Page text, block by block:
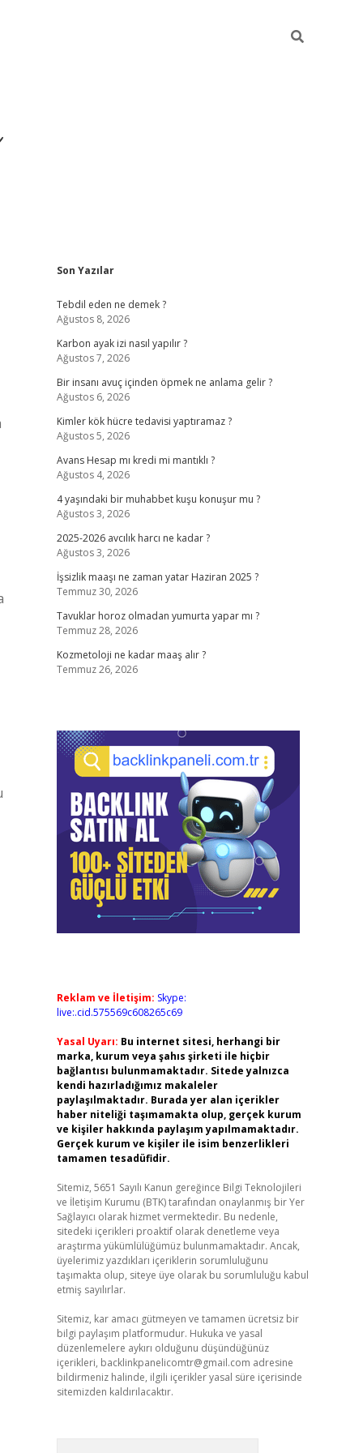
Sidebar
Son Yazılar
Tebdil eden ne demek ?
Ağustos 8, 2026
Karbon ayak izi nasıl yapılır ?
Ağustos 7, 2026
Bir insanı avuç içinden öpmek ne anlama gelir ?
Ağustos 6, 2026
Kimler kök hücre tedavisi yaptıramaz ?
Ağustos 5, 2026
Avans Hesap mı kredi mi mantıklı ?
Ağustos 4, 2026
4 yaşındaki bir muhabbet kuşu konuşur mu ?
Ağustos 3, 2026
2025-2026 avcılık harcı ne kadar ?
Ağustos 3, 2026
İşsizlik maaşı ne zaman yatar Haziran 2025 ?
Temmuz 30, 2026
Tavuklar horoz olmadan yumurta yapar mı ?
Temmuz 28, 2026
Kozmetoloji ne kadar maaş alır ?
Temmuz 26, 2026
Reklam ve İletişim: Skype:
live:.cid.575569c608265c69
Yasal Uyarı: Bu internet sitesi, herhangi bir
marka, kurum veya şahıs şirketi ile hiçbir
bağlantısı bulunmamaktadır. Sitede yalnızca
kendi hazırladığımız makaleler
paylaşılmaktadır. Burada yer alan içerikler
haber niteliği taşımamakta olup, gerçek kurum
ve kişiler hakkında paylaşım yapılmamaktadır.
Gerçek kurum ve kişiler ile isim benzerlikleri
tamamen tesadüfidir.
Sitemiz, 5651 Sayılı Kanun gereğince Bilgi Teknolojileri
ve İletişim Kurumu (BTK) tarafından onaylanmış bir Yer
Sağlayıcı olarak hizmet vermektedir. Bu nedenle,
sitedeki içerikleri proaktif olarak denetleme veya
araştırma yükümlülüğümüz bulunmamaktadır. Ancak,
üyelerimiz yazdıkları içeriklerin sorumluluğunu
taşımakta olup, siteye üye olarak bu sorumluluğu kabul
etmiş sayılırlar.
Sitemiz, kar amacı gütmeyen ve tamamen ücretsiz bir
bilgi paylaşım platformudur. Hukuka ve yasal
düzenlemelere aykırı olduğunu düşündüğünüz
içerikleri, backlinkpanelicomtr@gmail.com adresine
bildirmeniz halinde, ilgili içerikler yasal süre içerisinde
sitemizden kaldırılacaktır.